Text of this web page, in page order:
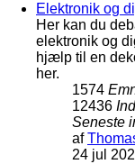
Elektronik og
Her kan du
elektronik og
hjælp til en
her.
1574
12436
Seneste
af
24 jul